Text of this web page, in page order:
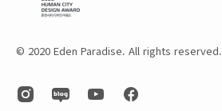
© 2020 Eden Paradise. All rights reserved.